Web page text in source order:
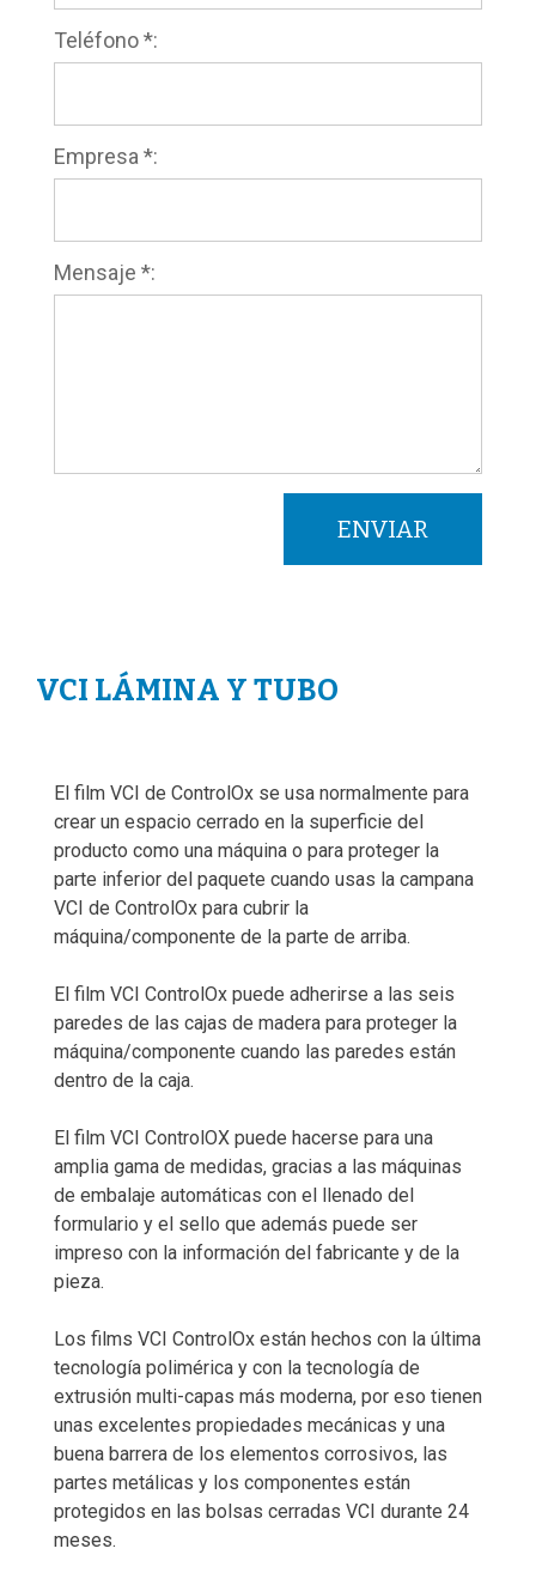
Teléfono *:
Empresa *:
Mensaje *:
VCI LÁMINA Y TUBO
El film VCI de ControlOx se usa normalmente para
crear un espacio cerrado en la superficie del
producto como una máquina o para proteger la
parte inferior del paquete cuando usas la campana
VCI de ControlOx para cubrir la
máquina/componente de la parte de arriba.
El film VCI ControlOx puede adherirse a las seis
paredes de las cajas de madera para proteger la
máquina/componente cuando las paredes están
dentro de la caja.
El film VCI ControlOX puede hacerse para una
amplia gama de medidas, gracias a las máquinas
de embalaje automáticas con el llenado del
formulario y el sello que además puede ser
impreso con la información del fabricante y de la
pieza.
Los films VCI ControlOx están hechos con la última
tecnología polimérica y con la tecnología de
extrusión multi-capas más moderna, por eso tienen
unas excelentes propiedades mecánicas y una
buena barrera de los elementos corrosivos, las
partes metálicas y los componentes están
protegidos en las bolsas cerradas VCI durante 24
meses.